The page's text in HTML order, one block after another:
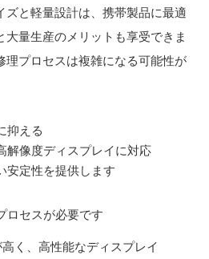
ズと軽量設計は、携帯製品に最適
大量生産のメリットも享受できま
理プロセスは複雑になる可能性が
抑える
解像度ディスプレイに対応
安定性を提供します
ロセスが必要です
く、高性能なディスプレイ